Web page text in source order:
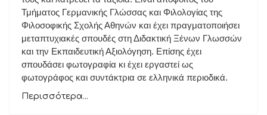
Τμήματος Γερμανικής Γλώσσας και Φιλολογίας της
Φιλοσοφικής Σχολής Αθηνών και έχει πραγματοποιήσει
μεταπτυχιακές σπουδές στη Διδακτική Ξένων Γλωσσών
και την Εκπαιδευτική Αξιολόγηση. Επίσης έχει
σπουδάσει φωτογραφία κι έχει εργαστεί ως
φωτογράφος και συντάκτρια σε ελληνικά περιοδικά.
Περισσότερα...